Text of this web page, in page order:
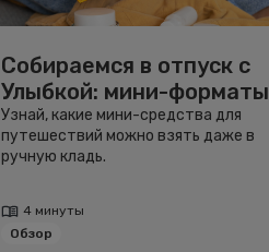
Собираемся в отпуск с
Улыбкой: мини-форматы
для путешествий
Узнай, какие мини-средства для
путешествий можно взять даже в
ручную кладь.
4 минуты
Обзор